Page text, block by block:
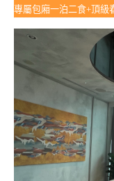
專屬包廂一泊二食+頂級